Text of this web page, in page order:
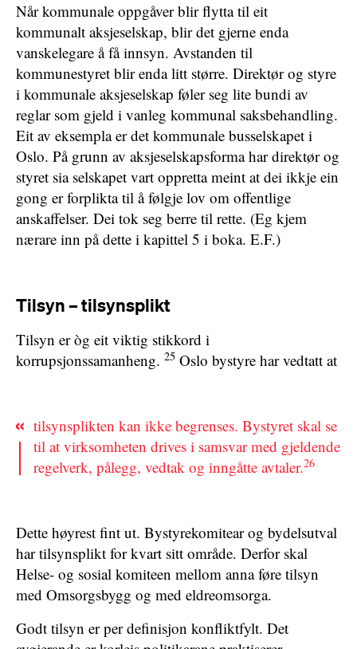
Når kommunale oppgåver blir flytta til eit
kommunalt aksjeselskap, blir det gjerne enda
vanskelegare å få innsyn. Avstanden til
kommunestyret blir enda litt større. Direktør og styre
i kommunale aksjeselskap føler seg lite bundi av
reglar som gjeld i vanleg kommunal saksbehandling.
Eit av eksempla er det kommunale busselskapet i
Oslo. På grunn av aksjeselskapsforma har direktør og
styret sia selskapet vart oppretta meint at dei ikkje ein
gong er forplikta til å følgje lov om offentlige
anskaffelser. Dei tok seg berre til rette. (Eg kjem
nærare inn på dette i kapittel 5 i boka. E.F.)
Tilsyn – tilsynsplikt
Tilsyn er òg eit viktig stikkord i
korrupsjonssamanheng. 25 Oslo bystyre har vedtatt at
tilsynsplikten kan ikke begrenses. Bystyret skal se
til at virksomheten drives i samsvar med gjeldende
regelverk, pålegg, vedtak og inngåtte avtaler.26
Dette høyrest fint ut. Bystyrekomitear og bydelsutval
har tilsynsplikt for kvart sitt område. Derfor skal
Helse- og sosial komiteen mellom anna føre tilsyn
med Omsorgsbygg og med eldreomsorga.
Godt tilsyn er per definisjon konfliktfylt. Det